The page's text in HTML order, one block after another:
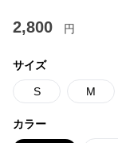
2,800 円
サイズ
S M
カラー